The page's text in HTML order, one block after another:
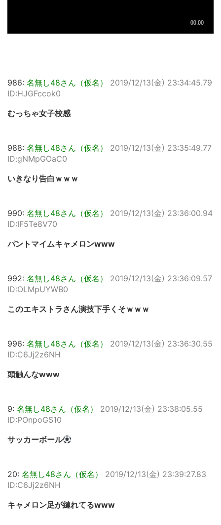
986: 名無し48さん（仮名）
2019/12/13(金) 23:34:45.79
ID:HJGFccok0
むっちゃ女子校感
988: 名無し48さん（仮名）
2019/12/13(金) 23:35:49.77
ID:gNMpGOaC0
いきなり告白ｗｗｗ
990: 名無し48さん（仮名）
2019/12/13(金) 23:36:00.94
ID:IF5Te8V70
パントマイムキャメロンwww
992: 名無し48さん（仮名）
2019/12/13(金) 23:36:09.57
ID:OLMpUYWB0
このエキストラさん演技下手くそｗｗｗ
996: 名無し48さん（仮名）
2019/12/13(金) 23:36:30.55
ID:C6Jj2z6NH
頭触んなwww
9: 名無し48さん（仮名）
2019/12/13(金) 23:38:05.55
ID:POnpoGS10
サッカーボール
20: 名無し48さん（仮名）
2019/12/13(金) 23:39:27.83
ID:C6Jj2z6NH
キャメロン足が縺れてるwww